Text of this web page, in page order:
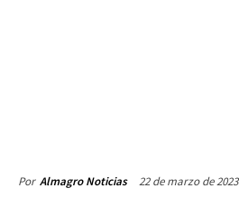
Por Almagro Noticias 22 de marzo de 2023